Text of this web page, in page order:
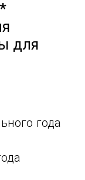
для
года